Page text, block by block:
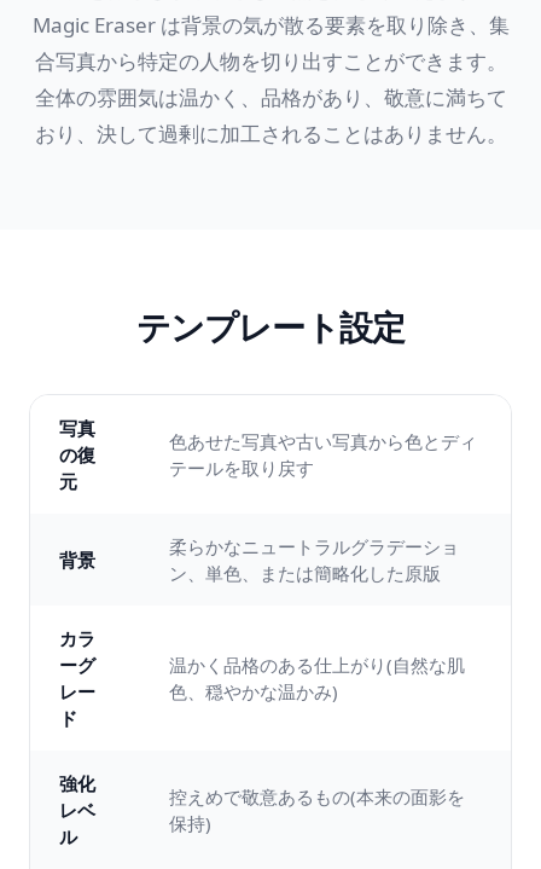
Magic Eraser は背景の気が散る要素を取り除き、集
合写真から特定の人物を切り出すことができます。
全体の雰囲気は温かく、品格があり、敬意に満ちて
おり、決して過剰に加工されることはありません。
テンプレート設定
写真
の復
元
色あせた写真や古い写真から色とディ
テールを取り戻す
背景
柔らかなニュートラルグラデーショ
ン、単色、または簡略化した原版
カラ
ーグ
レー
ド
温かく品格のある仕上がり(自然な肌
色、穏やかな温かみ)
強化
レベ
ル
控えめで敬意あるもの(本来の面影を
保持)